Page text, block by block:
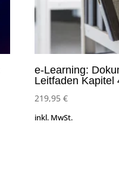
e-Learning:
Leitfaden Kapitel
219,95€
inkl. MwSt.